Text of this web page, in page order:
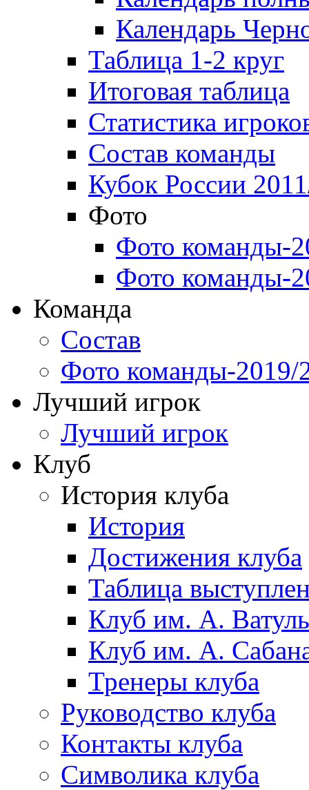
Календарь
Таблица 1-2 круг
Итоговая таблица
Статистика
Состав команды
Кубок России
Фото
Фото команды-
Фото команды-
Команда
Состав
Фото команды-2019/
Лучший игрок
Лучший игрок
Клуб
История клуба
История
Достижения клуба
Таблица
Клуб им. А.
Клуб им. А.
Тренеры клуба
Руководство клуба
Контакты клуба
Символика клуба